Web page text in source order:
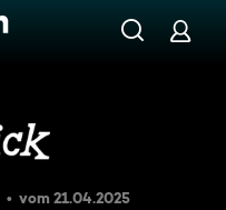
Fahrt nach Lindau
vom 21.04.2025